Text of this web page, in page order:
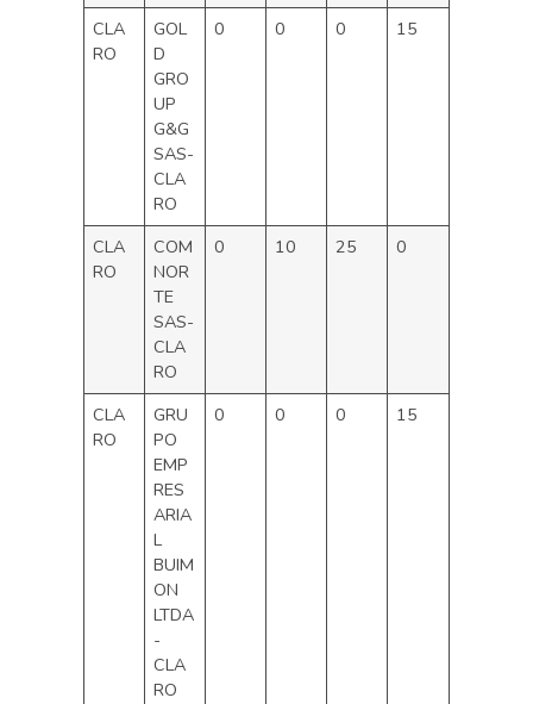
CLA
RO
GOL
D
GRO
UP
G&G
SAS-
CLA
RO
0 0 0 15
CLA
RO
COM
NOR
TE
SAS-
CLA
RO
0 10 25 0
CLA
RO
GRU
PO
EMP
RES
ARIA
L
BUIM
ON
LTDA
-
CLA
RO
0 0 0 15